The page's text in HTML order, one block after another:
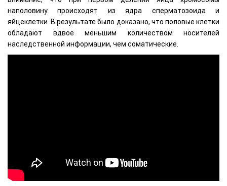
наполовину происходят из ядра сперматозоида и
яйцеклетки. В результате было доказано, что половые клетки
обладают вдвое меньшим количеством носителей
наследственной информации, чем соматические.